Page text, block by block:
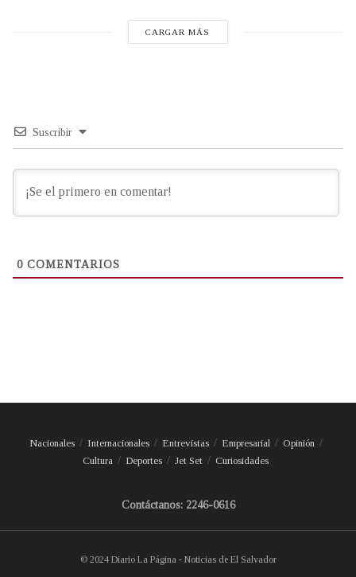
CARGAR MÁS
Suscribir
0 COMENTARIOS
Nacionales Internacionales Entrevistas Empresarial
Opinión
Cultura
Deportes Jet Set Curiosidades
Contáctanos: 2246-0616
© 2024 Diario La Página - Noticias de El Salvador